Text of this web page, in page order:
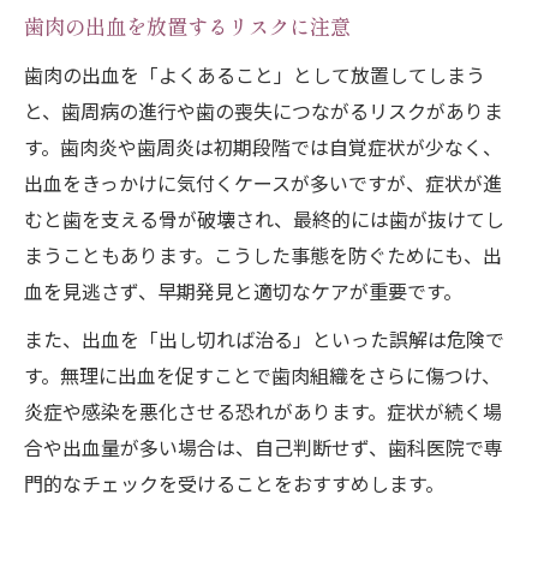
歯肉の出血を放置するリスクに注意
歯肉の出血を「よくあること」として放置してしまう
と、歯周病の進行や歯の喪失につながるリスクがありま
す。歯肉炎や歯周炎は初期段階では自覚症状が少なく、
出血をきっかけに気付くケースが多いですが、症状が進
むと歯を支える骨が破壊され、最終的には歯が抜けてし
まうこともあります。こうした事態を防ぐためにも、出
血を見逃さず、早期発見と適切なケアが重要です。
また、出血を「出し切れば治る」といった誤解は危険で
す。無理に出血を促すことで歯肉組織をさらに傷つけ、
炎症や感染を悪化させる恐れがあります。症状が続く場
合や出血量が多い場合は、自己判断せず、歯科医院で専
門的なチェックを受けることをおすすめします。